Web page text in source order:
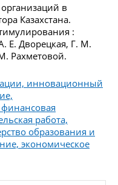
в
Казахстана.
:
Е. Дворецкая, Г. М.
Рахметовой.
инновационный
работа,
образования и
экономическое